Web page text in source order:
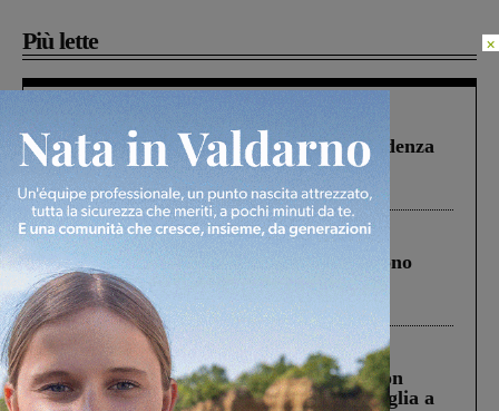
Più lette
Figline Incisa Valdarno
Piscina di Figline finanziata oltre la scadenza
Pnrr, il gruppo di Fratelli d’Italia: “Un
ringraziamento al Governo”
Cronaca 4 Agosto 2026
Un anno fa la strage in A1 in cui morirono
Gianni, Giulia e Franco. Lo schianto, il
processo, lo stop ai sorpassi fra tir....
Cronaca 3 Agosto 2026
Scomparso da una struttura di Castiglion
Fiorentino l’uomo che aveva ucciso la figlia a
×